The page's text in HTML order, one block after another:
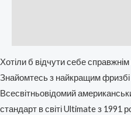
Хотіли б відчути себе
Знайомтесь з найкращим
Всесвітньовідомий
стандарт в світі Ultimate з 1991